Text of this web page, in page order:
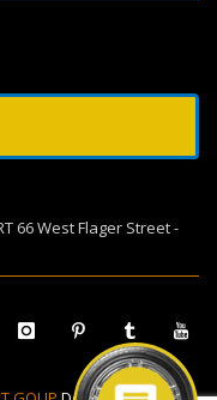
66 West Flager Street -